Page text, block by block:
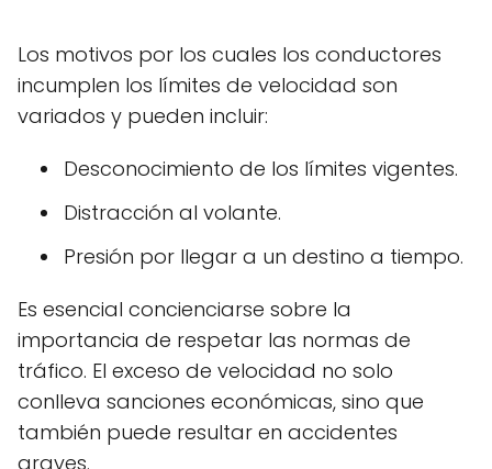
Los motivos por los cuales los conductores
incumplen los límites de velocidad son
variados y pueden incluir:
Desconocimiento de los límites vigentes.
Distracción al volante.
Presión por llegar a un destino a tiempo.
Es esencial concienciarse sobre la
importancia de respetar las normas de
tráfico. El exceso de velocidad no solo
conlleva sanciones económicas, sino que
también puede resultar en accidentes
graves.